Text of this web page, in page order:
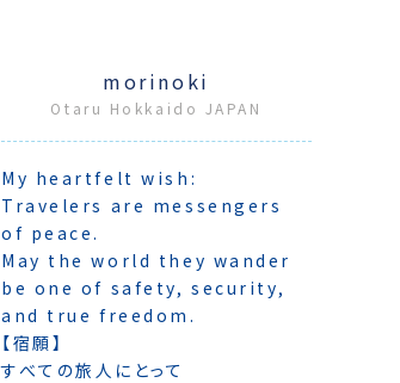
morinoki
Otaru Hokkaido JAPAN
My heartfelt wish:
Travelers are messengers
of peace.
May the world they wander
be one of safety, security,
and true freedom.
【宿願】
すべての旅人にとって